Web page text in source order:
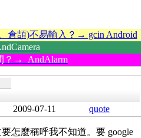
倉頡)不易輸入？→ gcin Android
？→ AndAlarm
2009-07-11 quote
怎麼稱呼我不知道。要 google